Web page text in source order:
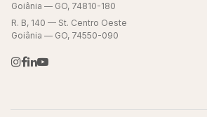
Goiânia — GO, 74810-180
R. B, 140 — St. Centro Oeste
Goiânia — GO, 74550-090